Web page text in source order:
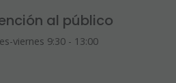
al público
viernes 9:30 - 13:00